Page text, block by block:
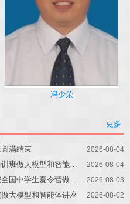
冯少荣
更多
满结束 2026-08-04
林子雨老师应邀为广西某律师行业培训班做大模型和智能体讲座 2026-08-04
林子雨老师应邀为厦门大学信息学院全国中学生夏令营做大模型讲座 2026-08-03
大模型和智能体讲座 2026-08-02